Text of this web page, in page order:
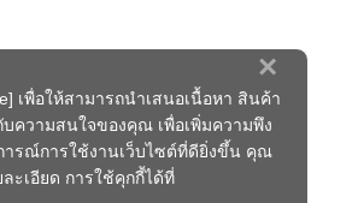
×
เพื่อให้สามารถนำเสนอเนื้อหา สินค้า
ความสนใจของคุณ เพื่อเพิ่มความพึง
ารณ์การใช้งานเว็บไซต์ที่ดียิ่งขึ้น คุณ
ะเอียด การใช้คุกกี้ได้ที่